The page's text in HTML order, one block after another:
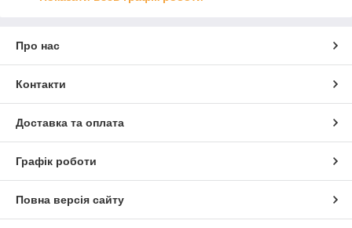
Про нас
Контакти
Доставка та оплата
Графік роботи
Повна версія сайту